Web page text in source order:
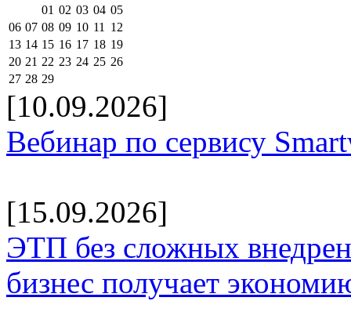
01 02 03 04 05
06 07 08 09 10 11
12
13 14 15 16 17 18 19
20 21 22 23 24 25 26
27 28 29
[10.09.2026]
Вебинар по сервису
[15.09.2026]
ЭТП без сложных
бизнес получает